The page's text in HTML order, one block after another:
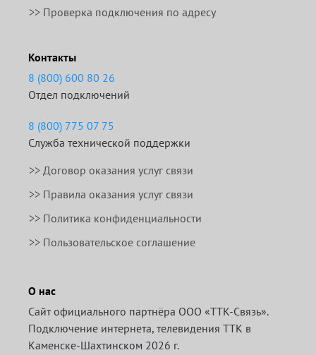
>> Проверка подключения по адресу
Контакты
8 (800) 600 80 26
Отдел подключений
8 (800) 775 07 75
Служба технической поддержки
>> Договор оказания услуг связи
>> Правила оказания услуг связи
>> Политика конфиденциальности
>> Пользовательское соглашение
О нас
Сайт официального партнёра ООО «ТТК-Связь».
Подключение интернета, телевидения ТТК в
Каменске-Шахтинском 2026 г.